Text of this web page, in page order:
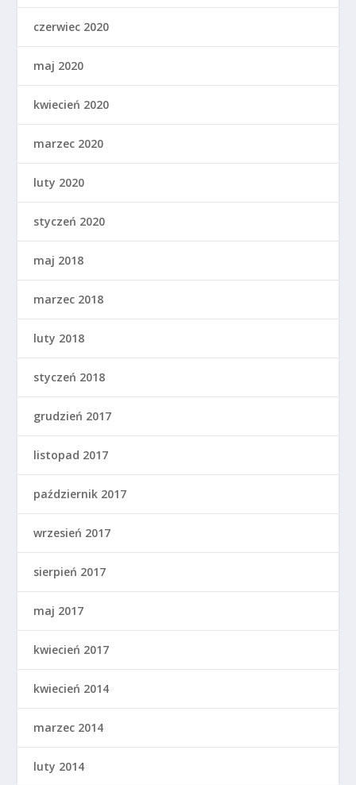
czerwiec 2020
maj 2020
kwiecień 2020
marzec 2020
luty 2020
styczeń 2020
maj 2018
marzec 2018
luty 2018
styczeń 2018
grudzień 2017
listopad 2017
październik 2017
wrzesień 2017
sierpień 2017
maj 2017
kwiecień 2017
kwiecień 2014
marzec 2014
luty 2014